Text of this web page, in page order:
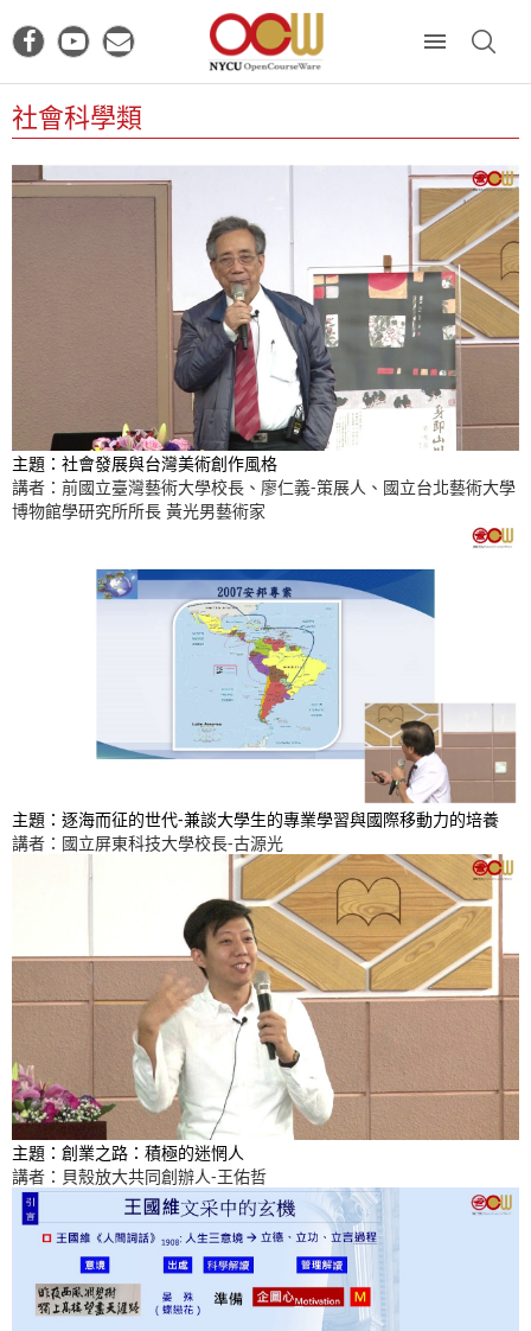
社會科學類
主題：社會發展與台灣美術創作風格
講者：前國立臺灣藝術大學校長、廖仁義-策展人、國立台北藝術大學
博物館學研究所所長 黃光男藝術家
主題：逐海而征的世代-兼談大學生的專業學習與國際移動力的培養
講者：國立屏東科技大學校長-古源光
主題：創業之路：積極的迷惘人
講者：貝殼放大共同創辦人-王佑哲